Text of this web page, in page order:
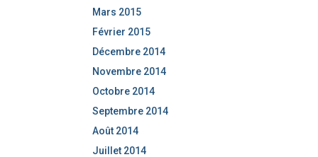
Mars 2015
Février 2015
Décembre 2014
Novembre 2014
Octobre 2014
Septembre 2014
Août 2014
Juillet 2014